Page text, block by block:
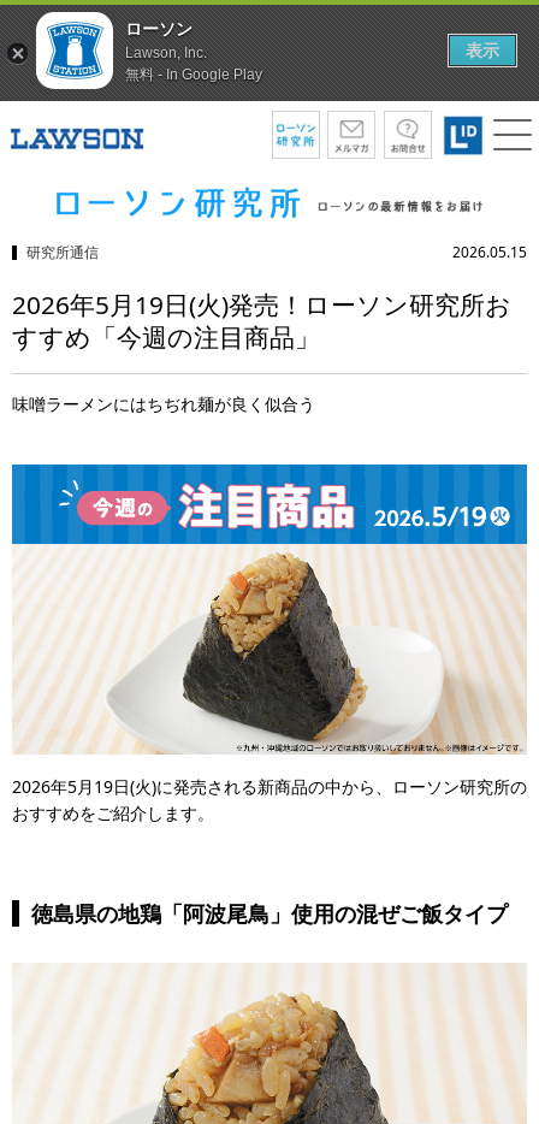
研究所通信 2026.05.15
2026年5月19日(火)発売！ローソン研究所お
すすめ「今週の注目商品」
味噌ラーメンにはちぢれ麺が良く似合う
2026年5月19日(火)に発売される新商品の中から、ローソン研究所の
おすすめをご紹介します。
徳島県の地鶏「阿波尾鳥」使用の混ぜご飯タイプ
ローソン
Lawson, Inc.
無料 - In Google Play
表示